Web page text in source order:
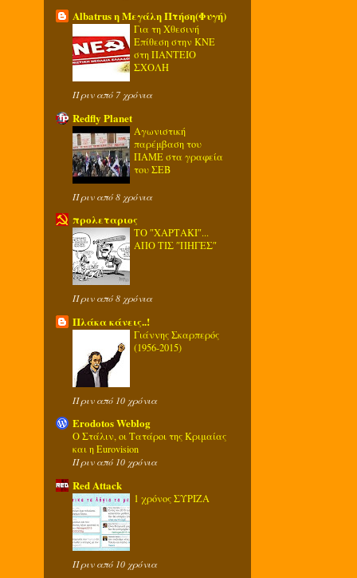
Albatrus η Μεγάλη Πτήση(Φυγή)
Για τη Χθεσινή
Επίθεση στην ΚΝΕ
στη ΠΑΝΤΕΙΟ
ΣΧΟΛΗ
Πριν από 7 χρόνια
Redfly Planet
Αγωνιστική
παρέμβαση του
ΠΑΜΕ στα γραφεία
του ΣΕΒ
Πριν από 8 χρόνια
προλεταριος
ΤΟ ″ΧΑΡΤΑΚΙ″...
ΑΠΟ ΤΙΣ ″ΠΗΓΕΣ″
Πριν από 8 χρόνια
Πλάκα κάνεις..!
Γιάννης Σκαρπερός
(1956-2015)
Πριν από 10 χρόνια
Erodotos Weblog
Ο Στάλιν, οι Τατάροι της Κριμαίας
και η Eurovision
Πριν από 10 χρόνια
Red Attack
1 χρόνος ΣΥΡΙΖΑ
Πριν από 10 χρόνια